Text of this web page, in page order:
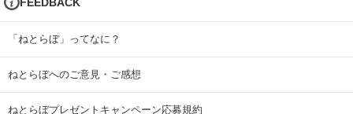
「ねとらぼ」ってなに？
ねとらぼへのご意見・ご感想
ねとらぼプレゼントキャンペーン応募規約